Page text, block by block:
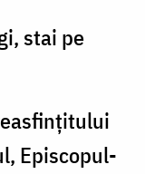
stai pe
Episcopul-